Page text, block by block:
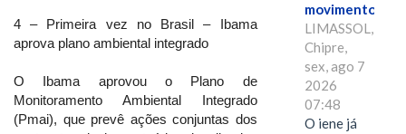
4 – Primeira vez no Brasil – Ibama
aprova plano ambiental integrado
O Ibama aprovou o Plano de
Monitoramento Ambiental Integrado
(Pmai), que prevê ações conjuntas dos
movimento.
LIMASSOL,
Chipre,
sex, ago 7
2026
07:48
O iene já